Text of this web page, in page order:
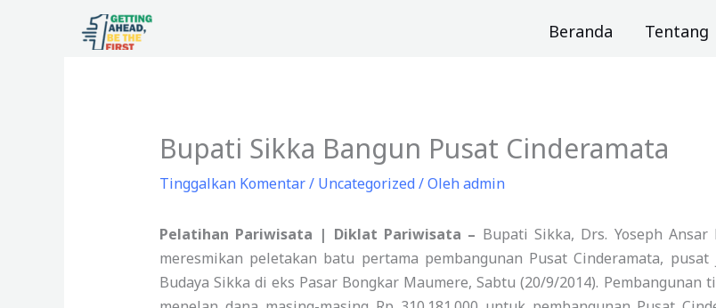
Beranda Tentang
Bupati Sikka Bangun Pusat Cinderamata
Tinggalkan Komentar/ Uncategorized/ Olehadmin
Pelatihan Pariwisata | Diklat Pariwisata – Bupati Sikka, Drs. Yoseph Ansar
meresmikan peletakan batu pertama pembangunan Pusat Cinderamata,
Budaya Sikka di eks Pasar Bongkar Maumere, Sabtu (20/9/2014).